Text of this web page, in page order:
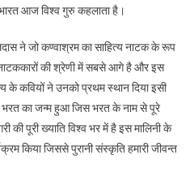
आज विश्व गुरु कहलाता है।
ने जो कण्वाश्रम का साहित्य नाटक के रूप
नाटककारों की श्रेणी में सबसे आगे है और इस
कवियों ने उनको प्रथम स्थान दिया इसी
का जन्म हुआ जिस भरत के नाम से पूरे
की पूरी ख्याति विश्व भर में है इस मालिनी के
किया जिससे पुरानी संस्कृति हमारी जीवन्त